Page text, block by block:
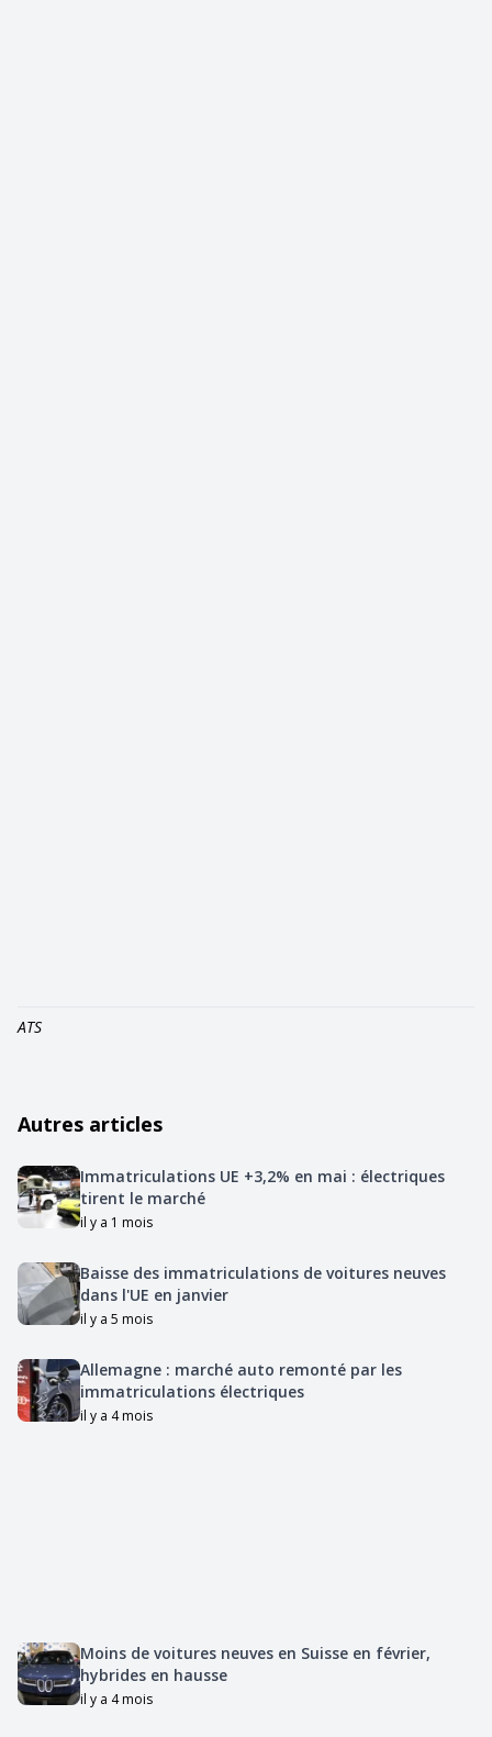
ATS
Autres articles
Immatriculations UE +3,2% en mai : électriques
tirent le marché
il y a 1 mois
Baisse des immatriculations de voitures neuves
dans l'UE en janvier
il y a 5 mois
Allemagne : marché auto remonté par les
immatriculations électriques
il y a 4 mois
Moins de voitures neuves en Suisse en février,
hybrides en hausse
il y a 4 mois